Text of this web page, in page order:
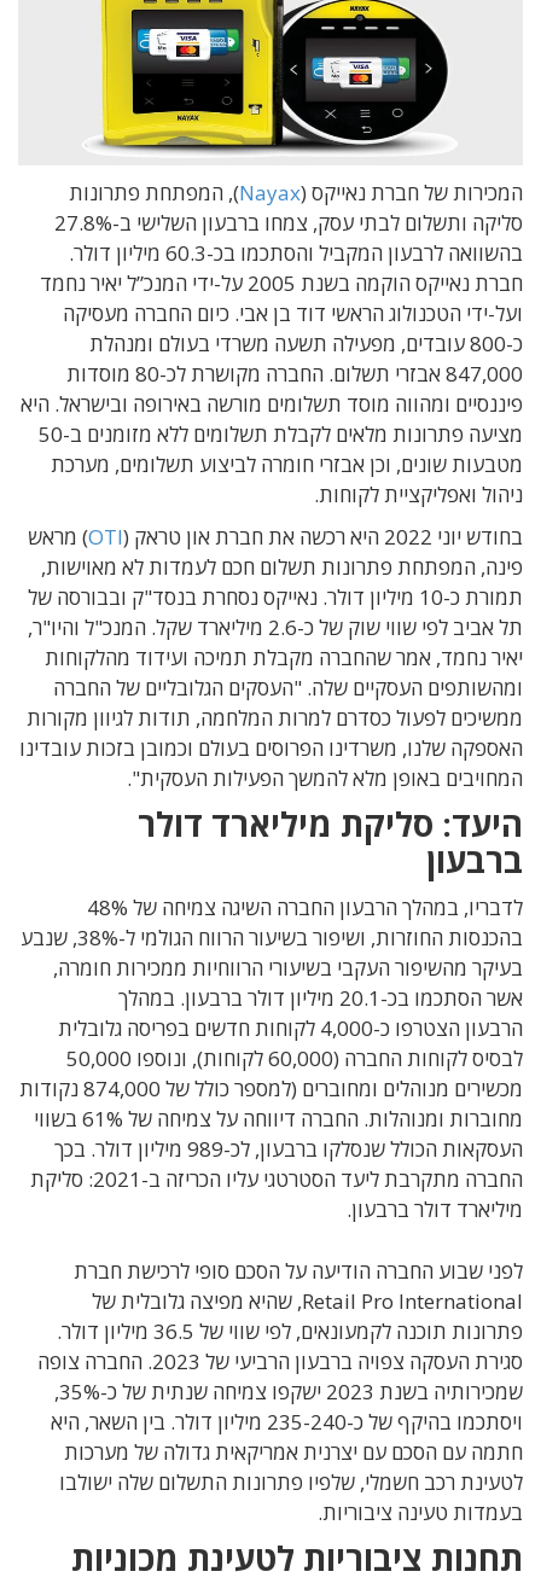
המכירות של חברת נאייקס (Nayax), המפתחת פתרונות
סליקה ותשלום לבתי עסק, צמחו ברבעון השלישי ב-27.8%
בהשוואה לרבעון המקביל והסתכמו בכ-60.3 מיליון דולר.
חברת נאייקס הוקמה בשנת 2005 על-ידי המנכ”ל יאיר נחמד
ועל-ידי הטכנולוג הראשי דוד בן אבי. כיום החברה מעסיקה
כ-800 עובדים, מפעילה תשעה משרדי בעולם ומנהלת
847,000 אבזרי תשלום. החברה מקושרת לכ-80 מוסדות
פיננסיים ומהווה מוסד תשלומים מורשה באירופה ובישראל. היא
מציעה פתרונות מלאים לקבלת תשלומים ללא מזומנים ב-50
מטבעות שונים, וכן אבזרי חומרה לביצוע תשלומים, מערכת
ניהול ואפליקציית לקוחות.
בחודש יוני 2022 היא רכשה את חברת און טראק (
OTI) מראש
פינה, המפתחת פתרונות תשלום חכם לעמדות לא מאוישות,
תמורת כ-10 מיליון דולר. נאייקס נסחרת בנסד"ק ובבורסה של
תל אביב לפי שווי שוק של כ-2.6 מיליארד שקל. המנכ"ל והיו"ר,
יאיר נחמד, אמר שהחברה מקבלת תמיכה ועידוד מהלקוחות
ומהשותפים העסקיים שלה. "העסקים הגלובליים של החברה
ממשיכים לפעול כסדרם למרות המלחמה, תודות לגיוון מקורות
האספקה שלנו, משרדינו הפרוסים בעולם וכמובן בזכות עובדינו
המחויבים באופן מלא להמשך הפעילות העסקית".
היעד: סליקת מיליארד דולר
ברבעון
לדבריו, במהלך הרבעון החברה השיגה צמיחה של 48%
בהכנסות החוזרות, ושיפור בשיעור הרווח הגולמי ל-38%,
שנבע
בעיקר מהשיפור העקבי בשיעורי הרווחיות ממכירות חומרה,
אשר הסתכמו בכ-20.1 מיליון דולר ברבעון
. במהלך
הרבעון הצטרפו כ-4,000
לקוחות חדשים בפריסה גלובלית
לבסיס לקוחות החברה (60,000לקוחות), ונוספו 50,000
מכשירים מנוהלים ומחוברים (למספר כולל של
874,000 נקודות
מחוברות ומנוהלות. החברה דיווחה על צמיחה של 61% בשווי
העסקאות הכולל שנסלקו ברבעון, לכ-989 מיליון דולר. בכך
החברה מתקרבת ליעד הסטרטגי עליו הכריזה ב-2021: סליקת
מיליארד דולר ברבעון.
לפני שבוע החברה הודיעה על הסכם סופי לרכישת חברת
Retail Pro International, שהיא מפיצה גלובלית של
פתרונות תוכנה לקמעונאים, לפי שווי של 36.5 מיליון דולר.
סגירת העסקה צפויה ברבעון הרביעי של 2023. החברה צופה
שמכירותיה בשנת 2023 ישקפו צמיחה שנתית של כ-35%,
ויסתכמו בהיקף של כ-235-240 מיליון דולר. בין השאר, היא
חתמה עם הסכם עם יצרנית אמריקאית גדולה של מערכות
לטעינת רכב חשמלי, שלפיו פתרונות התשלום שלה ישולבו
בעמדות טעינה ציבוריות.
תחנות ציבוריות לטעינת מכוניות